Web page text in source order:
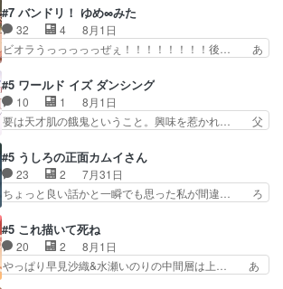
過去には同情の言葉しか…シ… 奥様に悲しい過
去…萌え袖が可愛いね、と思… ドレゲネとシタ
ラ、2人だけの同盟が結成さ…
とメスってて何この可愛い生物。クラス… 付き合
い始めたら始めたでまた違った悩みが… と一歩ず
つ踏み出す黒絵ちゃん微笑ま新汰の… ツインテー
ルが可愛いお茶目な妹ちゃんです… しかも過去も
らっしゃるからかしらお顔が… 黒絵「怪獣に憧れ
るのはいいけど自分自身が… 素の自分はどちらな
のかはまだ不明だが見せ…
#7 バンドリ！ ゆめ∞みた
32 4
8月1日
ビオラうっっっっっぜぇ！！！！！！！！後… あ
ラが悪魔すぎて気分が悪くなってきたこ… 声優ま
とめました(７話まで)仲町あられ/… ビオラの策略
がバッチリ嵌って最高wwwこ… 自信あれば評価
なんて気にしないし、充実し… ・バーチャルだけ
け？と思ったら歌唱シーン… の、らいぶシーン
＿!!­­--­­--­… それだけでええやん！！しかし、ビオラ
が仕…
#5 ワールド イズ ダンシング
10 1
8月1日
要は天才肌の餓鬼ということ。興味を惹かれ… 父
の鬼夜叉と田楽の増次郎。小さないざこ… 着眼点
は良くとも、先鋭的すぎるのか。芸能… 鬼夜叉は
石也と共に観世座をあとにし、三条… 観世座を離
れ、三条坊門御所で日々を送る鬼… 「お前(鬼夜
子舞勝負。鬼夜叉は猫の動き… 登場人物の我が強
い。新しい獅子舞に拘って… 第５話を
primevideoで視聴しまし…
#5 うしろの正面カムイさん
23 2
7月31日
ちょっと良い話かと一瞬でも思った私が間違… ろ
も1日お疲れ様でした～───昨晩～今… 幼女に拾
われたお市ちゃんの恩返し。化け猫… 役にて出演
させていただきました。ジョアン… トイ・ストー
リーみたいな始まり。流石に除… 猫相手になんで
#5 これ描いて死ね
20 2
8月1日
やっぱり早見沙織&水瀬いのりの中間層は上… あ